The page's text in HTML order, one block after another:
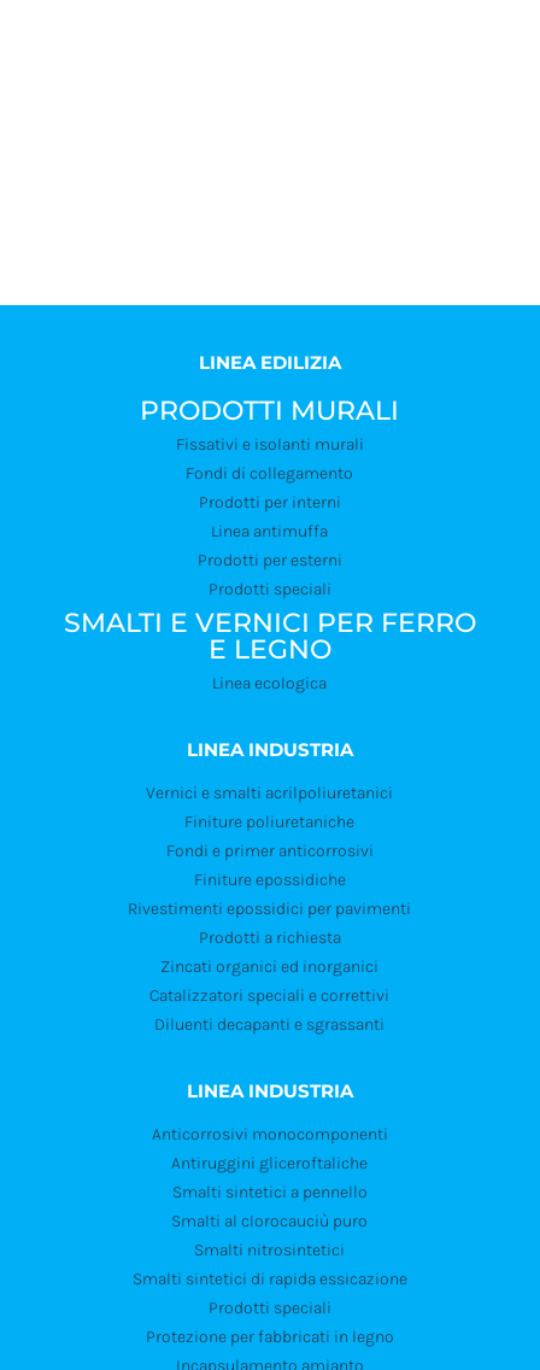
LINEA EDILIZIA
PRODOTTI MURALI
Fissativi e isolanti murali
Fondi di collegamento
Prodotti per interni
Linea antimuffa
Prodotti per esterni
Prodotti speciali
SMALTI E VERNICI PER FERRO
E LEGNO
Linea ecologica
LINEA INDUSTRIA
Vernici e smalti acrilpoliuretanici
Finiture poliuretaniche
Fondi e primer anticorrosivi
Finiture epossidiche
Rivestimenti epossidici per pavimenti
Prodotti a richiesta
Zincati organici ed inorganici
Catalizzatori speciali e correttivi
Diluenti decapanti e sgrassanti
LINEA INDUSTRIA
Anticorrosivi monocomponenti
Antiruggini gliceroftaliche
Smalti sintetici a pennello
Smalti al clorocauciù puro
Smalti nitrosintetici
Smalti sintetici di rapida essicazione
Prodotti speciali
Protezione per fabbricati in legno